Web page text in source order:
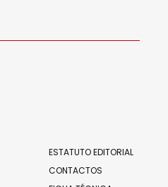
ESTATUTO EDITORIAL
CONTACTOS